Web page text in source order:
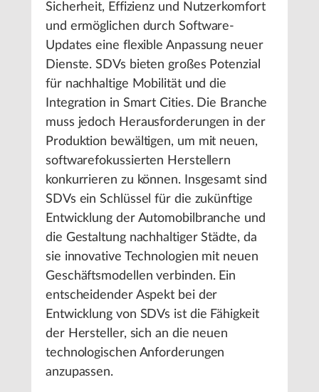
Sicherheit, Effizienz und Nutzerkomfort
und ermöglichen durch Software-
Updates eine flexible Anpassung neuer
Dienste. SDVs bieten großes Potenzial
für nachhaltige Mobilität und die
Integration in Smart Cities. Die Branche
muss jedoch Herausforderungen in der
Produktion bewältigen, um mit neuen,
softwarefokussierten Herstellern
konkurrieren zu können. Insgesamt sind
SDVs ein Schlüssel für die zukünftige
Entwicklung der Automobilbranche und
die Gestaltung nachhaltiger Städte, da
sie innovative Technologien mit neuen
Geschäftsmodellen verbinden. Ein
entscheidender Aspekt bei der
Entwicklung von SDVs ist die Fähigkeit
der Hersteller, sich an die neuen
technologischen Anforderungen
anzupassen.